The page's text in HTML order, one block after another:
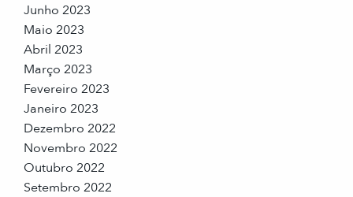
Junho 2023
Maio 2023
Abril 2023
Março 2023
Fevereiro 2023
Janeiro 2023
Dezembro 2022
Novembro 2022
Outubro 2022
Setembro 2022